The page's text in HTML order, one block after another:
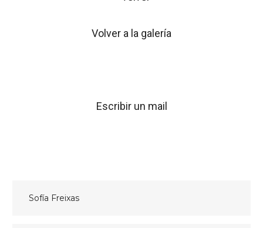
Volver a la galería
Escribir un mail
Navegación
Sofía Freixas